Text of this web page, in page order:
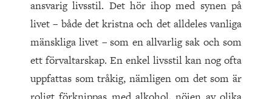
ansvarig livsstil. Det hör ihop med synen på
livet – både det kristna och det alldeles vanliga
mänskliga livet – som en allvarlig sak och som
ett förvaltarskap. En enkel livsstil kan nog ofta
uppfattas som tråkig, nämligen om det som är